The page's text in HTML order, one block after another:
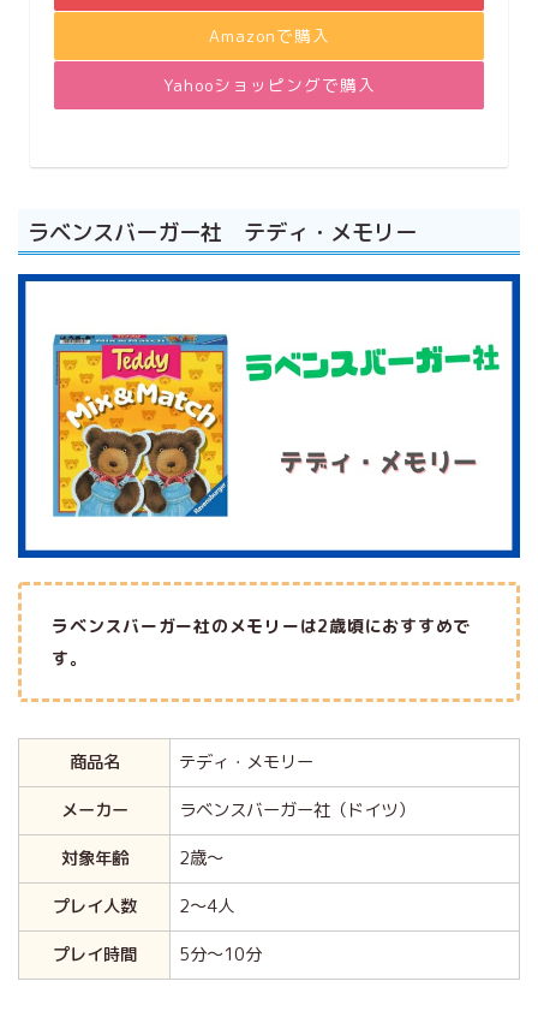
Amazonで購入
Yahooショッピングで購入
ラベンスバーガー社 テディ・メモリー
ラベンスバーガー社のメモリーは2歳頃におすすめで
す。
商品名
テディ・メモリー
メーカー
ラベンスバーガー社（ドイツ）
対象年齢
2歳～
プレイ人数
2～4人
プレイ時間
5分～10分